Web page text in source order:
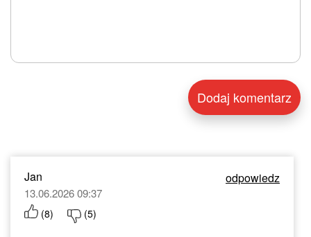
Jan odpowiedz
13.06.2026 09:37
(8) (5)